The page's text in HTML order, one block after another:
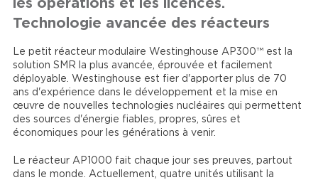
les opérations et les licences.
Technologie avancée des réacteurs
Le petit réacteur modulaire Westinghouse AP300™ est la
solution SMR la plus avancée, éprouvée et facilement
déployable. Westinghouse est fier d'apporter plus de 70
ans d'expérience dans le développement et la mise en
œuvre de nouvelles technologies nucléaires qui permettent
des sources d'énergie fiables, propres, sûres et
économiques pour les générations à venir.
Le réacteur AP1000 fait chaque jour ses preuves, partout
dans le monde. Actuellement, quatre unités utilisant la